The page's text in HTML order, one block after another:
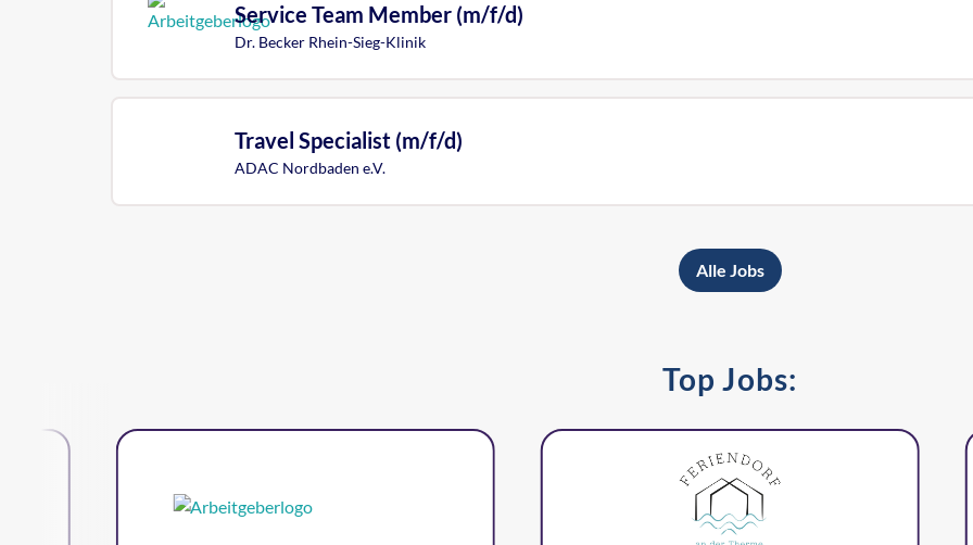
Service Team Member (m/f/d)
Dr. Becker Rhein-Sieg-Klinik
Travel Specialist (m/f/d)
ADAC Nordbaden e.V.
Alle Jobs
Top Jobs: